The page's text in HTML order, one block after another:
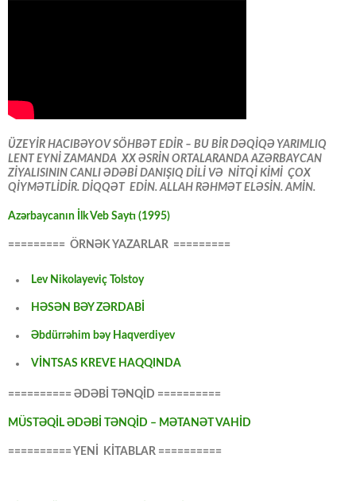
ÜZEYİR HACIBƏYOV SÖHBƏT EDİR – BU BİR DƏQİQƏ YARIMLIQ
LENT EYNİ ZAMANDA XX ƏSRİN ORTALARANDA AZƏRBAYCAN
ZİYALISININ CANLI ƏDƏBİ DANIŞIQ DİLİ VƏ NİTQİ KİMİ ÇOX
QİYMƏTLİDİR. DİQQƏT EDİN. ALLAH RƏHMƏT ELƏSİN. AMİN.
Azərbaycanın İlk Veb Saytı (1995)
========= ÖRNƏK YAZARLAR =========
Lev Nikolayeviç Tolstoy
HƏSƏN BƏY ZƏRDABİ
Əbdürrəhim bəy Haqverdiyev
VİNTSAS KREVE HAQQINDA
========== ƏDƏBİ TƏNQİD ==========
MÜSTƏQİL ƏDƏBİ TƏNQİD – MƏTANƏT VAHİD
========== YENİ KİTABLAR ==========